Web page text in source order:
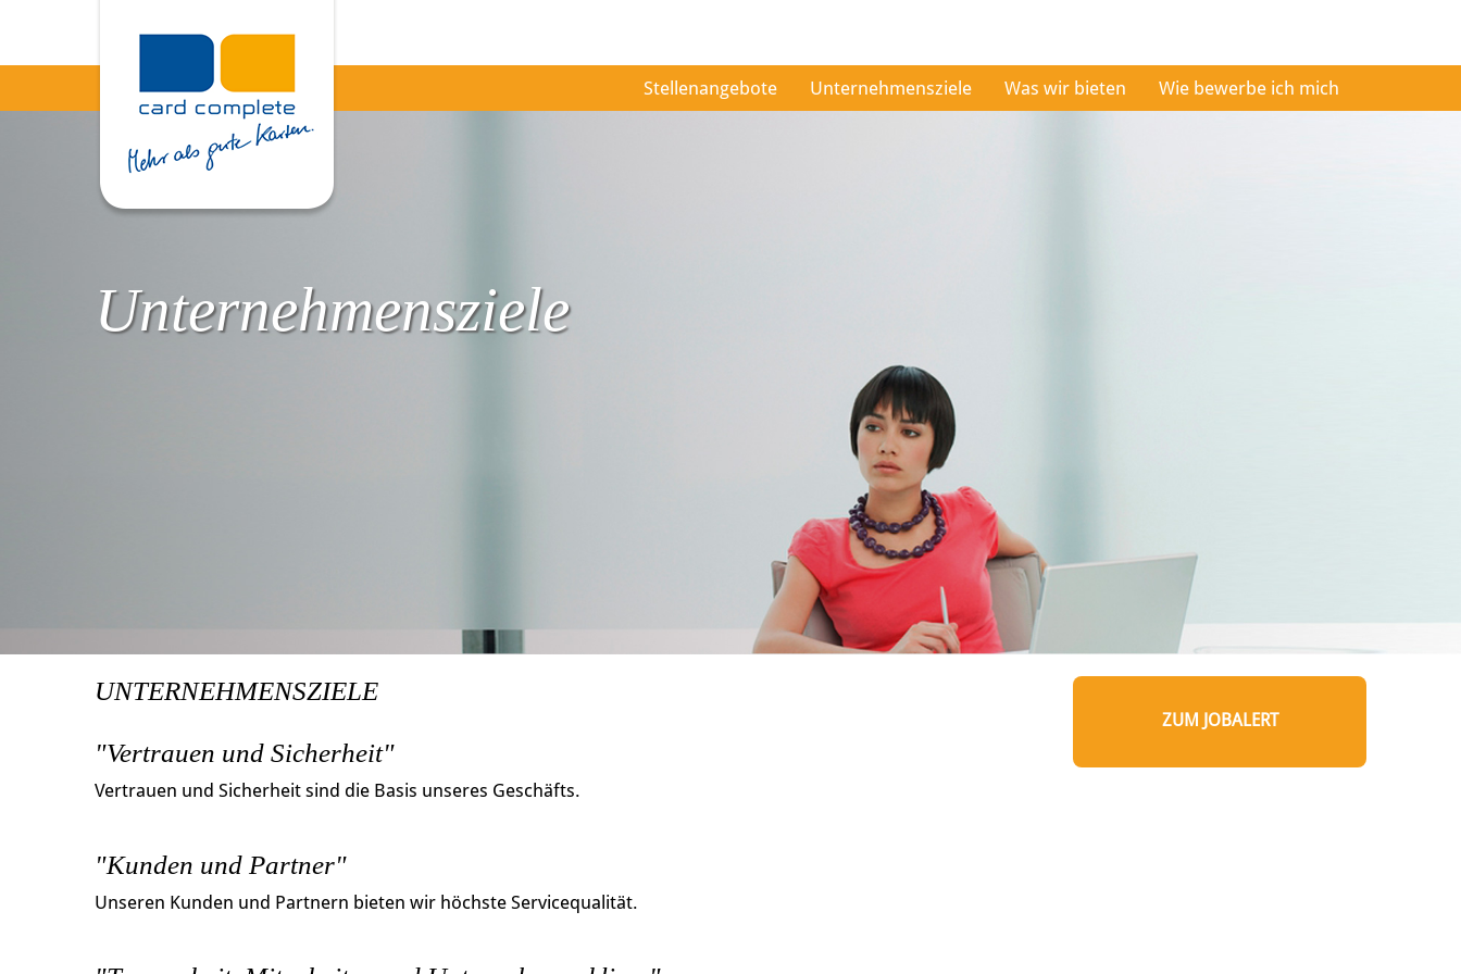
Stellenangebote Unternehmensziele Was wir bieten Wie bewerbe ich mich
Unternehmensziele
ZUM JOBALERT
UNTERNEHMENSZIELE
"Vertrauen und Sicherheit"
Vertrauen und Sicherheit sind die Basis unseres Geschäfts.
"Kunden und Partner"
Unseren Kunden und Partnern bieten wir höchste Servicequalität.